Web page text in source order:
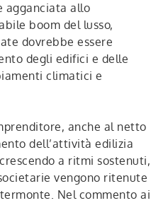
agganciata allo
boom del lusso,
dovrebbe essere
degli edifici e delle
climatici e
anche al netto
dell’attività edilizia
a ritmi sostenuti,
vengono ritenute
Nel commento ai